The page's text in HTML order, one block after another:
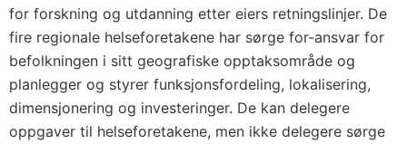
for forskning og utdanning etter eiers retningslinjer. De
fire regionale helseforetakene har sørge for-ansvar for
befolkningen i sitt geografiske opptaksområde og
planlegger og styrer funksjonsfordeling, lokalisering,
dimensjonering og investeringer. De kan delegere
oppgaver til helseforetakene, men ikke delegere sørge